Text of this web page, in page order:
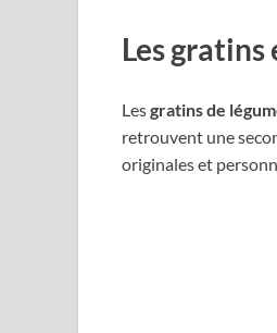
Les
Lesgratins de
retrouvent une
originales et